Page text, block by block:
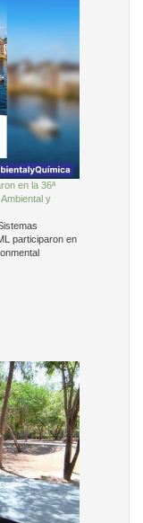
en la 36ª
y
participaron en